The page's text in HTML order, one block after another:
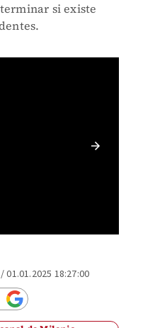
si existe
/01.01.2025 18:27:00